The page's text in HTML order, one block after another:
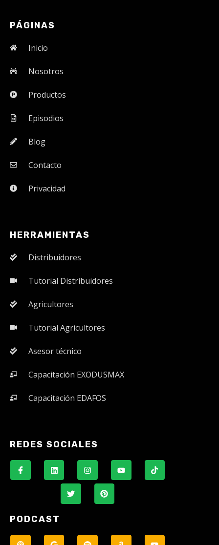
PÁGINAS
Inicio
Nosotros
Productos
Episodios
Blog
Contacto
Privacidad
HERRAMIENTAS
Distribuidores
Tutorial Distribuidores
Agricultores
Tutorial Agricultores
Asesor técnico
Capacitación EXODUSMAX
Capacitación EDAFOS
REDES SOCIALES
PODCAST